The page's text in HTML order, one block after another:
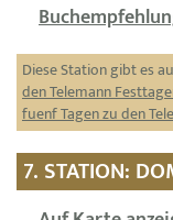
Diese Station gibt es
den Telemann
fuenf Tagen zu den
7. STATION: